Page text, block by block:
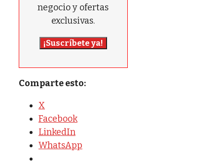
negocio y ofertas
exclusivas.
¡Suscríbete ya!
Comparte esto:
X
Facebook
LinkedIn
WhatsApp